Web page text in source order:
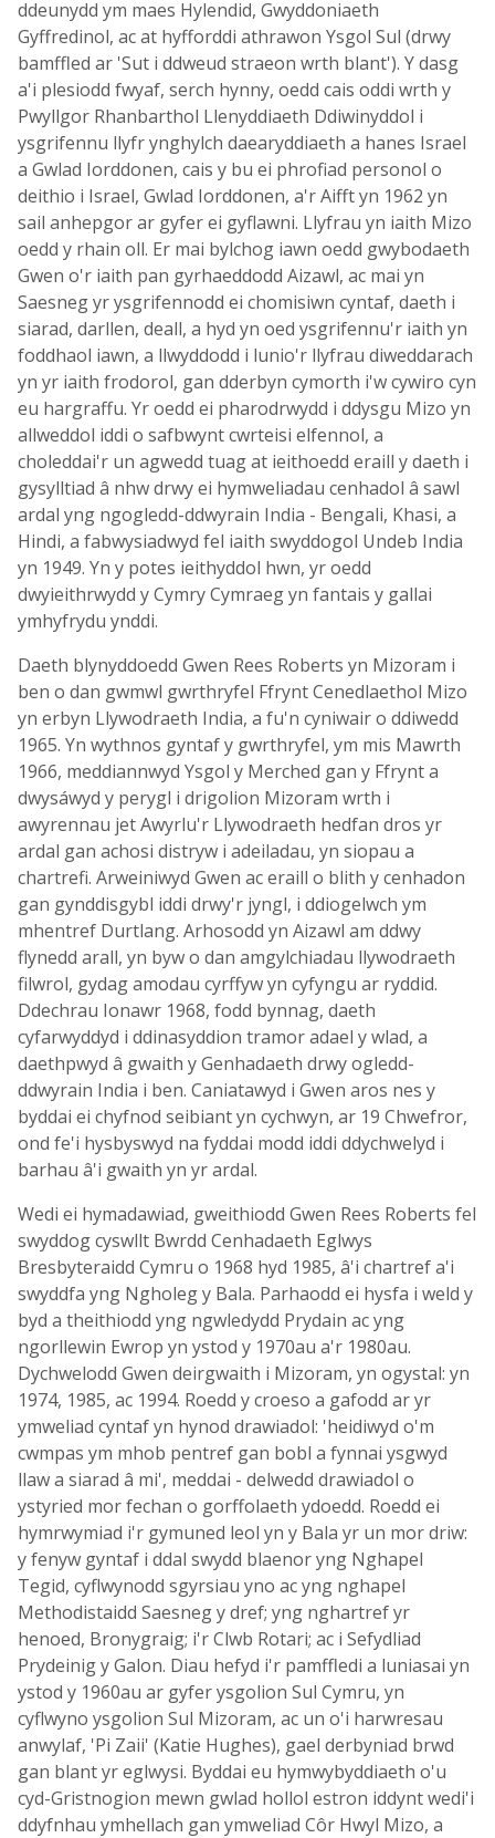
ddeunydd ym maes Hylendid, Gwyddoniaeth
Gyffredinol, ac at hyfforddi athrawon Ysgol Sul (drwy
bamffled ar 'Sut i ddweud straeon wrth blant'). Y dasg
a'i plesiodd fwyaf, serch hynny, oedd cais oddi wrth y
Pwyllgor Rhanbarthol Llenyddiaeth Ddiwinyddol i
ysgrifennu llyfr ynghylch daearyddiaeth a hanes Israel
a Gwlad Iorddonen, cais y bu ei phrofiad personol o
deithio i Israel, Gwlad Iorddonen, a'r Aifft yn 1962 yn
sail anhepgor ar gyfer ei gyflawni. Llyfrau yn iaith Mizo
oedd y rhain oll. Er mai bylchog iawn oedd gwybodaeth
Gwen o'r iaith pan gyrhaeddodd Aizawl, ac mai yn
Saesneg yr ysgrifennodd ei chomisiwn cyntaf, daeth i
siarad, darllen, deall, a hyd yn oed ysgrifennu'r iaith yn
foddhaol iawn, a llwyddodd i lunio'r llyfrau diweddarach
yn yr iaith frodorol, gan dderbyn cymorth i'w cywiro cyn
eu hargraffu. Yr oedd ei pharodrwydd i ddysgu Mizo yn
allweddol iddi o safbwynt cwrteisi elfennol, a
choleddai'r un agwedd tuag at ieithoedd eraill y daeth i
gysylltiad â nhw drwy ei hymweliadau cenhadol â sawl
ardal yng ngogledd-ddwyrain India - Bengali, Khasi, a
Hindi, a fabwysiadwyd fel iaith swyddogol Undeb India
yn 1949. Yn y potes ieithyddol hwn, yr oedd
dwyieithrwydd y Cymry Cymraeg yn fantais y gallai
ymhyfrydu ynddi.
Daeth blynyddoedd Gwen Rees Roberts yn Mizoram i
ben o dan gwmwl gwrthryfel Ffrynt Cenedlaethol Mizo
yn erbyn Llywodraeth India, a fu'n cyniwair o ddiwedd
1965. Yn wythnos gyntaf y gwrthryfel, ym mis Mawrth
1966, meddiannwyd Ysgol y Merched gan y Ffrynt a
dwysáwyd y perygl i drigolion Mizoram wrth i
awyrennau jet Awyrlu'r Llywodraeth hedfan dros yr
ardal gan achosi distryw i adeiladau, yn siopau a
chartrefi. Arweiniwyd Gwen ac eraill o blith y cenhadon
gan gynddisgybl iddi drwy'r jyngl, i ddiogelwch ym
mhentref Durtlang. Arhosodd yn Aizawl am ddwy
flynedd arall, yn byw o dan amgylchiadau llywodraeth
filwrol, gydag amodau cyrffyw yn cyfyngu ar ryddid.
Ddechrau Ionawr 1968, fodd bynnag, daeth
cyfarwyddyd i ddinasyddion tramor adael y wlad, a
daethpwyd â gwaith y Genhadaeth drwy ogledd-
ddwyrain India i ben. Caniatawyd i Gwen aros nes y
byddai ei chyfnod seibiant yn cychwyn, ar 19 Chwefror,
ond fe'i hysbyswyd na fyddai modd iddi ddychwelyd i
barhau â'i gwaith yn yr ardal.
Wedi ei hymadawiad, gweithiodd Gwen Rees Roberts fel
swyddog cyswllt Bwrdd Cenhadaeth Eglwys
Bresbyteraidd Cymru o 1968 hyd 1985, â'i chartref a'i
swyddfa yng Ngholeg y Bala. Parhaodd ei hysfa i weld y
byd a theithiodd yng ngwledydd Prydain ac yng
ngorllewin Ewrop yn ystod y 1970au a'r 1980au.
Dychwelodd Gwen deirgwaith i Mizoram, yn ogystal: yn
1974, 1985, ac 1994. Roedd y croeso a gafodd ar yr
ymweliad cyntaf yn hynod drawiadol: 'heidiwyd o'm
cwmpas ym mhob pentref gan bobl a fynnai ysgwyd
llaw a siarad â mi', meddai - delwedd drawiadol o
ystyried mor fechan o gorffolaeth ydoedd. Roedd ei
hymrwymiad i'r gymuned leol yn y Bala yr un mor driw:
y fenyw gyntaf i ddal swydd blaenor yng Nghapel
Tegid, cyflwynodd sgyrsiau yno ac yng nghapel
Methodistaidd Saesneg y dref; yng nghartref yr
henoed, Bronygraig; i'r Clwb Rotari; ac i Sefydliad
Prydeinig y Galon. Diau hefyd i'r pamffledi a luniasai yn
ystod y 1960au ar gyfer ysgolion Sul Cymru, yn
cyflwyno ysgolion Sul Mizoram, ac un o'i harwresau
anwylaf, 'Pi Zaii' (Katie Hughes), gael derbyniad brwd
gan blant yr eglwysi. Byddai eu hymwybyddiaeth o'u
cyd-Gristnogion mewn gwlad hollol estron iddynt wedi'i
ddyfnhau ymhellach gan ymweliad Côr Hwyl Mizo, a